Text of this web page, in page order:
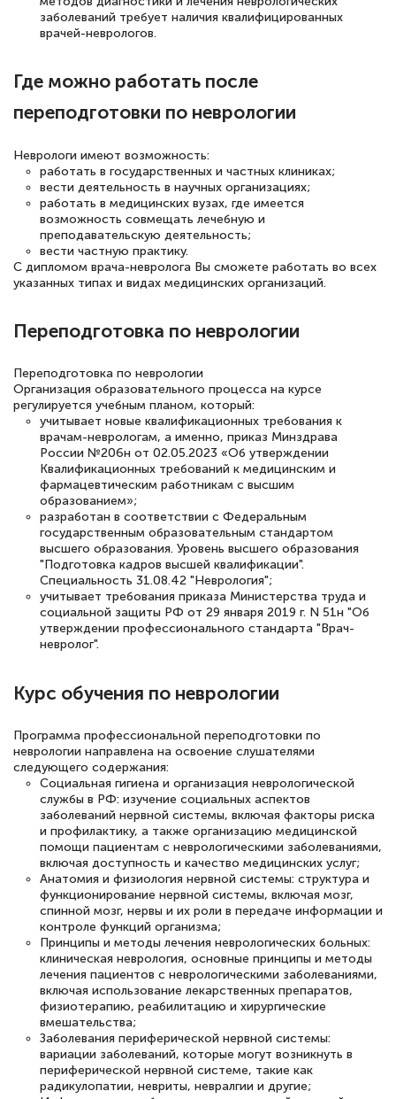
11 марта 2026
повышени каалификации по
по тяжелой атлетике»! Хочется
подчеркуть, что при обращении
оперативно связались со мной
специалисты, ответили на все
интересующие вопросы и в течении
двух…
Светлана К
10 марта 2026
Оставила заявку на обучение онлайн, мне
быстро ответили, разъяснили все детали.
Обучение понравилось: огромное
количество тематической литературы,
пособий и учебников доступно на время
прохождения курса, удобная система
аттестации, проблем не возникло ни на
каком этапе…
заболеваний требует наличия квалифицированных
врачей-неврологов.
Где можно работать после
переподготовки по неврологии
Неврологи имеют возможность:
работать в государственных и частных клиниках;
вести деятельность в научных организациях;
работать в медицинских вузах, где имеется
возможность совмещать лечебную и
преподавательскую деятельность;
вести частную практику.
С дипломом врача-невролога Вы сможете работать во всех
указанных типах и видах медицинских организаций.
Переподготовка по неврологии
Переподготовка по неврологии
Организация образовательного процесса на курсе
регулируется учебным планом, который:
учитывает новые квалификационных требования к
врачам-неврологам, а именно, приказ Минздрава
России №206н от 02.05.2023 «Об утверждении
Квалификационных требований к медицинским и
фармацевтическим работникам с высшим
образованием»;
разработан в соответствии с Федеральным
государственным образовательным стандартом
высшего образования. Уровень высшего образования
"Подготовка кадров высшей квалификации".
Специальность 31.08.42 "Неврология";
учитывает требования приказа Министерства труда и
социальной защиты РФ от 29 января 2019 г. N 51н "Об
утверждении профессионального стандарта "Врач-
невролог".
Курс обучения по неврологии
Программа профессиональной переподготовки по
неврологии направлена на освоение слушателями
следующего содержания:
Социальная гигиена и организация неврологической
службы в РФ: изучение социальных аспектов
заболеваний нервной системы, включая факторы риска
и профилактику, а также организацию медицинской
помощи пациентам с неврологическими заболеваниями,
включая доступность и качество медицинских услуг;
Анатомия и физиология нервной системы: структура и
функционирование нервной системы, включая мозг,
спинной мозг, нервы и их роли в передаче информации и
контроле функций организма;
Принципы и методы лечения неврологических больных:
клиническая неврология, основные принципы и методы
лечения пациентов с неврологическими заболеваниями,
включая использование лекарственных препаратов,
физиотерапию, реабилитацию и хирургические
вмешательства;
Заболевания периферической нервной системы:
вариации заболеваний, которые могут возникнуть в
периферической нервной системе, такие как
радикулопатии, невриты, невралгии и другие;